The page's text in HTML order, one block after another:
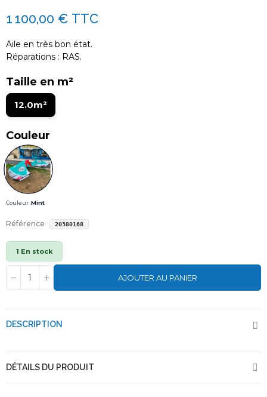
1 100,00 € TTC
Aile en très bon état.
Réparations : RAS.
Taille en m²
12.0m²
Couleur
Couleur :Mint
Référence 20380168
1 En stock
AJOUTER AU PANIER
DESCRIPTION
DÉTAILS DU PRODUIT